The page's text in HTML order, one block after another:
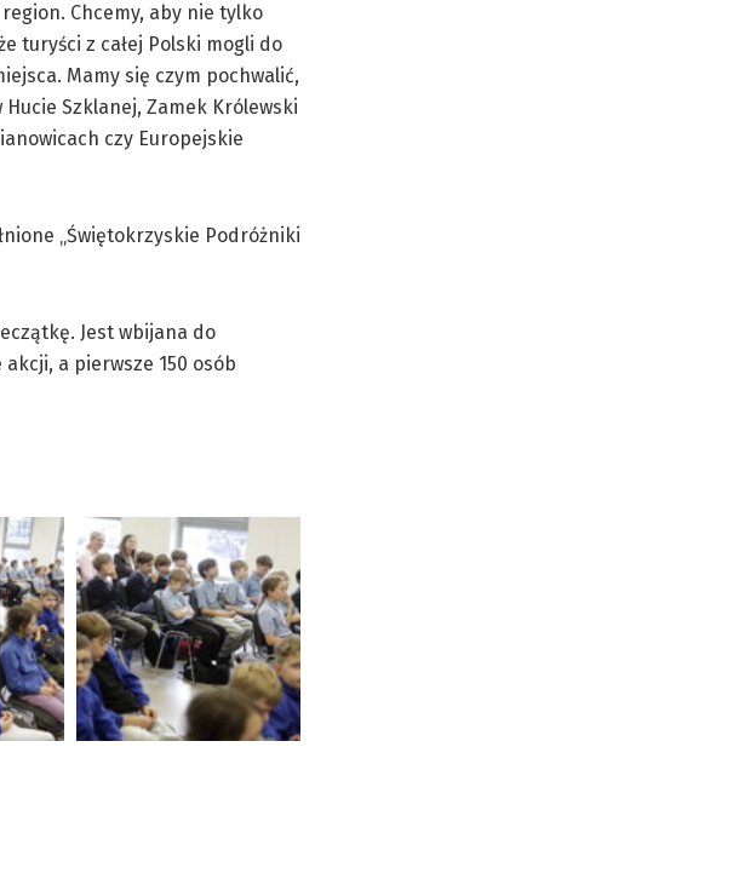
Chcemy, aby nie tylko
turyści z całej Polski mogli do
Mamy się czym pochwalić,
Szklanej, Zamek Królewski
czy Europejskie
„Świętokrzyskie Podróżniki
Jest wbijana do
a pierwsze 150 osób